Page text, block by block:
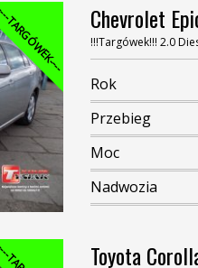
Chevrolet
!!!Targówek!!! 2.0
Rok
Przebieg
Moc
Nadwozia
Toyota